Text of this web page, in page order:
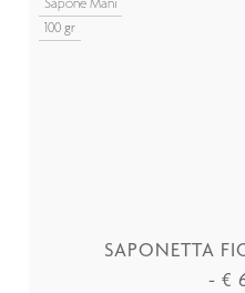
100 gr
SAPONETTA
- €